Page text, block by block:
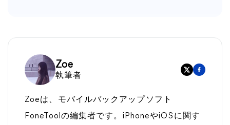
Zoe
執筆者
Zoeは、モバイルバックアップソフト
FoneToolの編集者です。iPhoneやiOSに関す